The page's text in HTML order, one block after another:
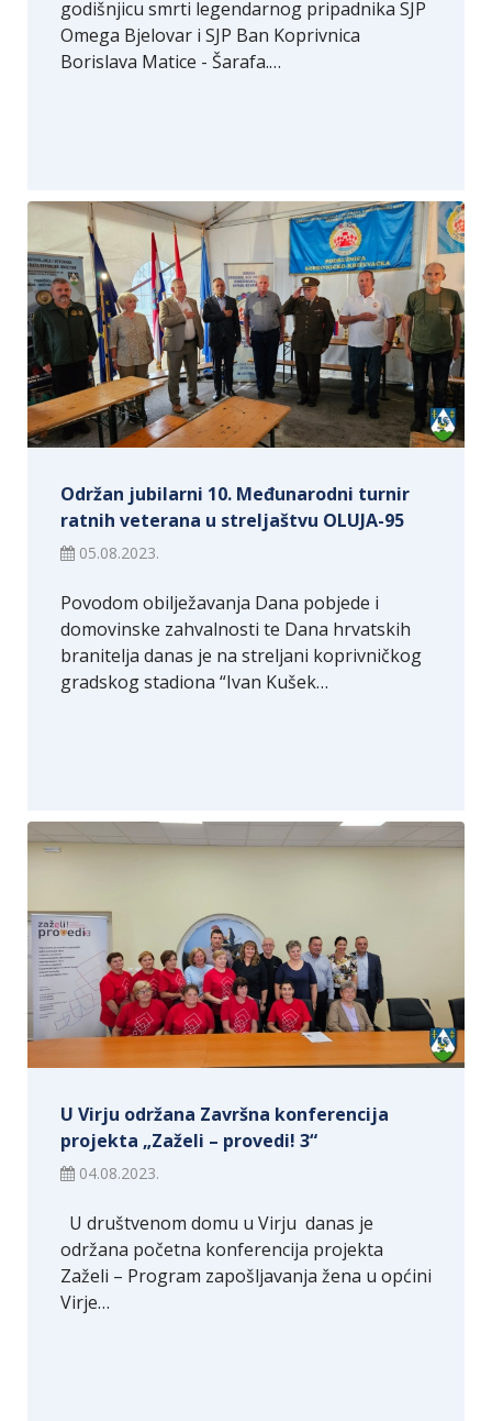
godišnjicu smrti legendarnog pripadnika SJP
Omega Bjelovar i SJP Ban Koprivnica
Borislava Matice - Šarafa.…
Održan jubilarni 10. Međunarodni turnir
ratnih veterana u streljaštvu OLUJA-95
05.08.2023.
Povodom obilježavanja Dana pobjede i
domovinske zahvalnosti te Dana hrvatskih
branitelja danas je na streljani koprivničkog
gradskog stadiona “Ivan Kušek…
U Virju održana Završna konferencija
projekta „Zaželi – provedi! 3“
04.08.2023.
U društvenom domu u Virju danas je
održana početna konferencija projekta
Zaželi – Program zapošljavanja žena u općini
Virje…